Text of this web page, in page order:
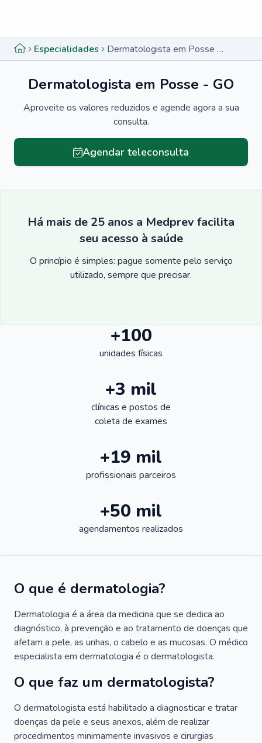
Especialidades Dermatologista em Posse - GO
Dermatologista em Posse - GO
Aproveite os valores reduzidos e agende agora a sua
consulta.
Agendar teleconsulta
Há mais de 25 anos a Medprev facilita
seu acesso à saúde
O princípio é simples: pague somente pelo serviço
utilizado, sempre que precisar.
+100
unidades físicas
+3 mil
clínicas e postos de
coleta de exames
+19 mil
profissionais parceiros
+50 mil
agendamentos realizados
O que é dermatologia?
Dermatologia é a área da medicina que se dedica ao
diagnóstico, à prevenção e ao tratamento de doenças que
afetam a pele, as unhas, o cabelo e as mucosas. O médico
especialista em dermatologia é o dermatologista.
O que faz um dermatologista?
O dermatologista está habilitado a diagnosticar e tratar
doenças da pele e seus anexos, além de realizar
procedimentos minimamente invasivos e cirurgias